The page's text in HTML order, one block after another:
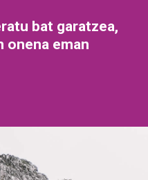
bat garatzea,
onena eman